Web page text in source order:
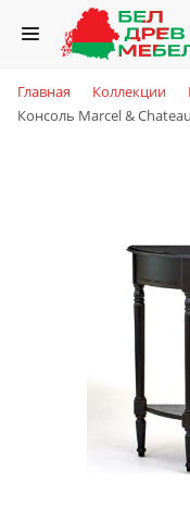
Главная Коллекции
Консоль Marcel &